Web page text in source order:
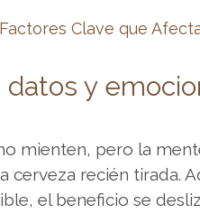
Clave que
y
mienten, pero la
cerveza recién tirada.
el beneficio se